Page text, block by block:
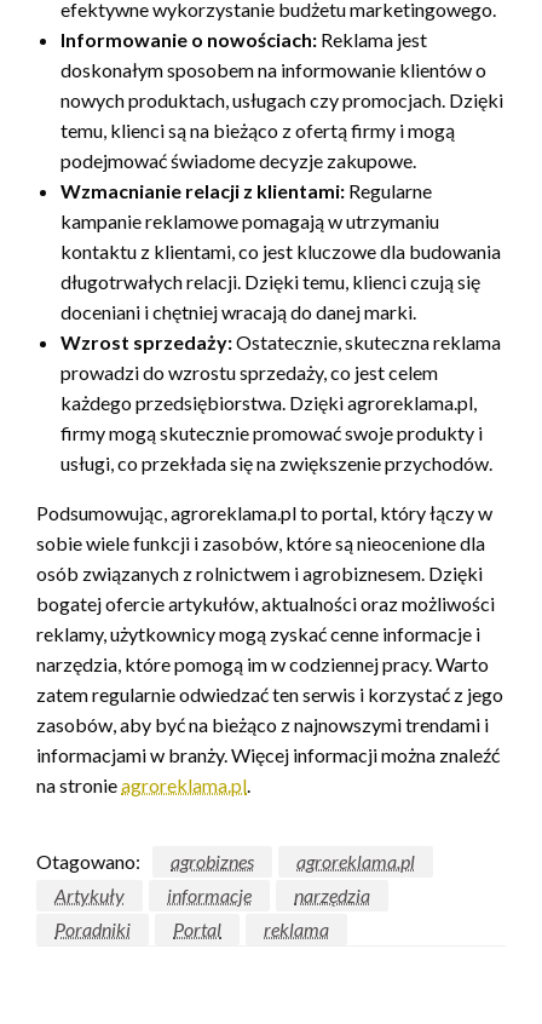
efektywne wykorzystanie budżetu marketingowego.
Informowanie o nowościach: Reklama jest
doskonałym sposobem na informowanie klientów o
nowych produktach, usługach czy promocjach. Dzięki
temu, klienci są na bieżąco z ofertą firmy i mogą
podejmować świadome decyzje zakupowe.
Wzmacnianie relacji z klientami: Regularne
kampanie reklamowe pomagają w utrzymaniu
kontaktu z klientami, co jest kluczowe dla budowania
długotrwałych relacji. Dzięki temu, klienci czują się
doceniani i chętniej wracają do danej marki.
Wzrost sprzedaży:Ostatecznie, skuteczna reklama
prowadzi do wzrostu sprzedaży, co jest celem
każdego przedsiębiorstwa. Dzięki agroreklama.pl,
firmy mogą skutecznie promować swoje produkty i
usługi, co przekłada się na zwiększenie przychodów.
Podsumowując, agroreklama.pl to portal, który łączy w
sobie wiele funkcji i zasobów, które są nieocenione dla
osób związanych z rolnictwem i agrobiznesem. Dzięki
bogatej ofercie artykułów, aktualności oraz możliwości
reklamy, użytkownicy mogą zyskać cenne informacje i
narzędzia, które pomogą im w codziennej pracy. Warto
zatem regularnie odwiedzać ten serwis i korzystać z jego
zasobów, aby być na bieżąco z najnowszymi trendami i
informacjami w branży. Więcej informacji można znaleźć
na stronieagroreklama.pl.
Otagowano: agrobiznes
agroreklama.pl
Artykuły
informacje
narzędzia
Poradniki
Portal reklama